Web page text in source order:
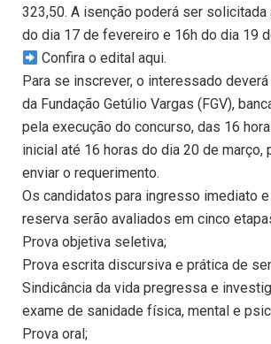
323,50. A isenção poderá ser solicitada
do dia 17 de fevereiro e 16h do dia 19
Confira o edital aqui.
Para se inscrever, o interessado
da Fundação Getúlio Vargas (FGV),
pela execução do concurso, das 16
inicial até 16 horas do dia 20 de março,
enviar o requerimento.
Os candidatos para ingresso imediato
reserva serão avaliados em cinco
Prova objetiva seletiva;
Prova escrita discursiva e prática de
Sindicância da vida pregressa e
exame de sanidade física, mental e
Prova oral;